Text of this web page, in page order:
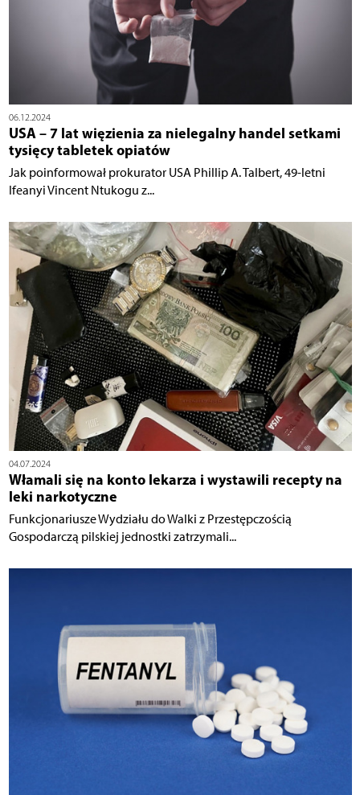
06.12.2024
USA – 7 lat więzienia za nielegalny handel setkami
tysięcy tabletek opiatów
Jak poinformował prokurator USA Phillip A. Talbert, 49-letni
Ifeanyi Vincent Ntukogu z...
04.07.2024
Włamali się na konto lekarza i wystawili recepty na
leki narkotyczne
Funkcjonariusze Wydziału do Walki z Przestępczością
Gospodarczą pilskiej jednostki zatrzymali...